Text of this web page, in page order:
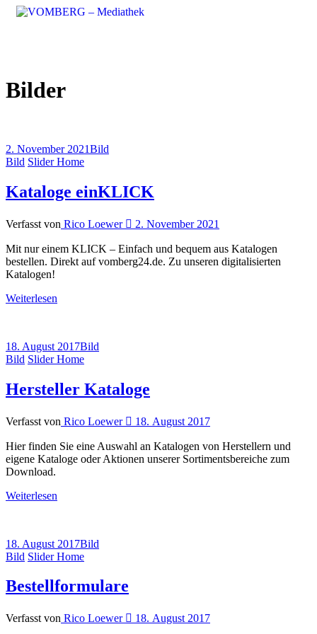
Bilder
2. November 2021Bild
Bild Slider Home
Kataloge einKLICK
Verfasst von Rico Loewer 2. November 2021
Mit nur einem KLICK – Einfach und bequem aus Katalogen
bestellen. Direkt auf vomberg24.de. Zu unseren digitalisierten
Katalogen!
Weiterlesen
18. August 2017Bild
Bild Slider Home
Hersteller Kataloge
Verfasst von Rico Loewer 18. August 2017
Hier finden Sie eine Auswahl an Katalogen von Herstellern und
eigene Kataloge oder Aktionen unserer Sortimentsbereiche zum
Download.
Weiterlesen
18. August 2017Bild
Bild Slider Home
Bestellformulare
Verfasst von Rico Loewer 18. August 2017